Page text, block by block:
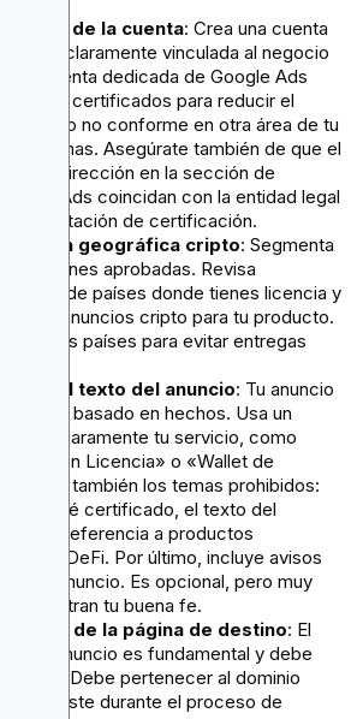
de la cuenta: Crea una cuenta
y claramente vinculada al negocio
una cuenta dedicada de Google Ads
cripto certificados para reducir el
anuncio no conforme en otra área de tu
problemas. Asegúrate también de que el
y la dirección en la sección de
Ads coincidan con la entidad legal
de certificación.
geográfica cripto: Segmenta
ubicaciones aprobadas. Revisa
la lista de países donde tienes licencia y
anuncios cripto para tu producto.
demás países para evitar entregas
para el texto del anuncio: Tu anuncio
y basado en hechos. Usa un
claramente tu servicio, como
con Licencia» o «Wallet de
Evita también los temas prohibidos:
esté certificado, el texto del
hacer referencia a productos
ICO o DeFi. Por último, incluye avisos
del anuncio. Es opcional, pero muy
tu buena fe.
de la página de destino: El
a tu anuncio es fundamental y debe
normas. Debe pertenecer al dominio
durante el proceso de